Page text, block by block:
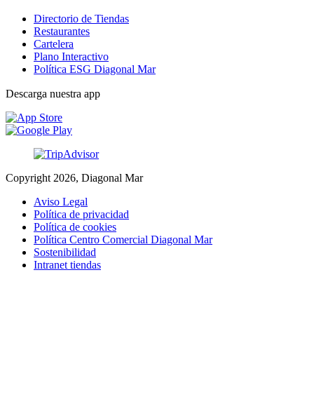
Directorio de Tiendas
Restaurantes
Cartelera
Plano Interactivo
Política ESG Diagonal Mar
Descarga nuestra app
Copyright 2026, Diagonal Mar
Aviso Legal
Política de privacidad
Política de cookies
Política Centro Comercial Diagonal Mar
Sostenibilidad
Intranet tiendas